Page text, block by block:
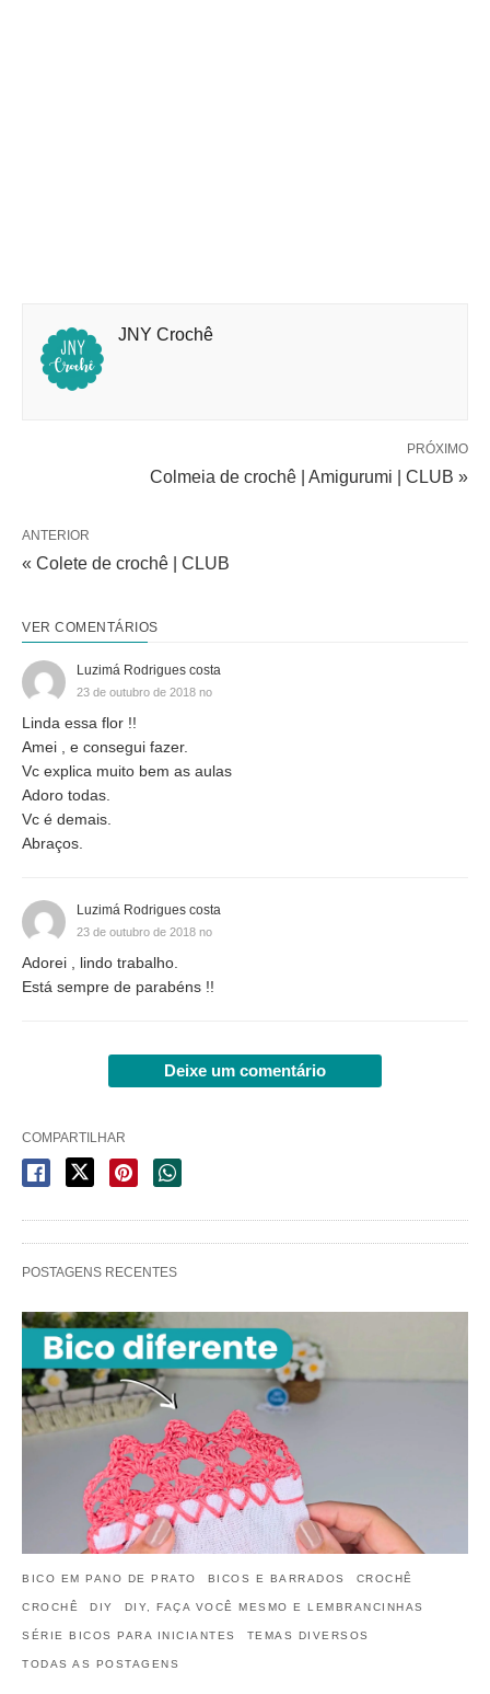
JNY Crochê
PRÓXIMO
Colmeia de crochê | Amigurumi | CLUB »
ANTERIOR
« Colete de crochê | CLUB
VER COMENTÁRIOS
Luzimá Rodrigues costa
23 de outubro de 2018 no
Linda essa flor !!
Amei , e consegui fazer.
Vc explica muito bem as aulas
Adoro todas.
Vc é demais.
Abraços.
Luzimá Rodrigues costa
23 de outubro de 2018 no
Adorei , lindo trabalho.
Está sempre de parabéns !!
Deixe um comentário
COMPARTILHAR
POSTAGENS RECENTES
BICO EM PANO DE PRATO BICOS E BARRADOS CROCHÊ
CROCHÊ DIY DIY, FAÇA VOCÊ MESMO E LEMBRANCINHAS
SÉRIE BICOS PARA INICIANTES TEMAS DIVERSOS
TODAS AS POSTAGENS